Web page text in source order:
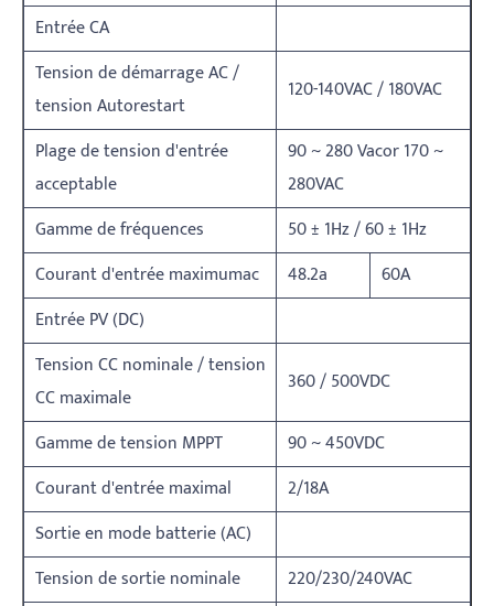
Entrée CA
Tension de démarrage AC /
tension Autorestart
120-140VAC / 180VAC
Plage de tension d'entrée
acceptable
90 ~ 280 Vacor 170 ~
280VAC
Gamme de fréquences
50 ± 1Hz / 60 ± 1Hz
Courant d'entrée maximumac
48.2a
60A
Entrée PV (DC)
Tension CC nominale / tension
CC maximale
360 / 500VDC
Gamme de tension MPPT
90 ~ 450VDC
Courant d'entrée maximal
2/18A
Sortie en mode batterie (AC)
Tension de sortie nominale
220/230/240VAC